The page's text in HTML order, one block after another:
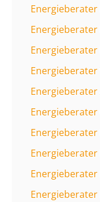
Energieberater
Energieberater
Energieberater